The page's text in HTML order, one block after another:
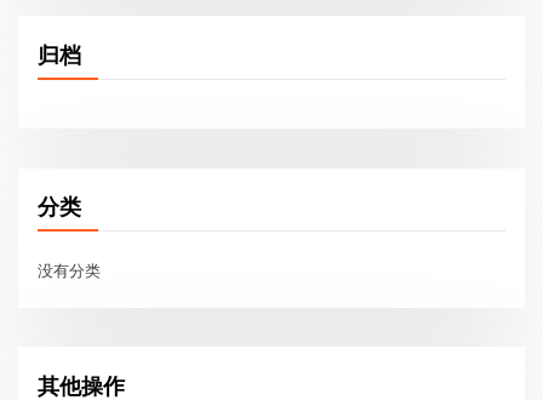
归档
分类
没有分类
其他操作